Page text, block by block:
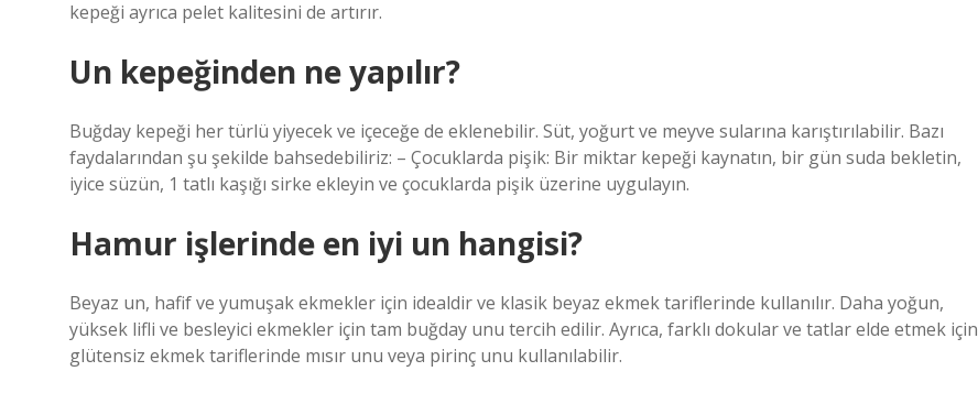
kepeği ayrıca pelet kalitesini de artırır.
Un kepeğinden ne yapılır?
Buğday kepeği her türlü yiyecek ve içeceğe de eklenebilir. Süt, yoğurt ve meyve sularına karıştırılabilir. Bazı
faydalarından şu şekilde bahsedebiliriz: – Çocuklarda pişik: Bir miktar kepeği kaynatın, bir gün suda bekletin,
iyice süzün, 1 tatlı kaşığı sirke ekleyin ve çocuklarda pişik üzerine uygulayın.
Hamur işlerinde en iyi un hangisi?
Beyaz un, hafif ve yumuşak ekmekler için idealdir ve klasik beyaz ekmek tariflerinde kullanılır. Daha yoğun,
yüksek lifli ve besleyici ekmekler için tam buğday unu tercih edilir. Ayrıca, farklı dokular ve tatlar elde etmek için
glütensiz ekmek tariflerinde mısır unu veya pirinç unu kullanılabilir.